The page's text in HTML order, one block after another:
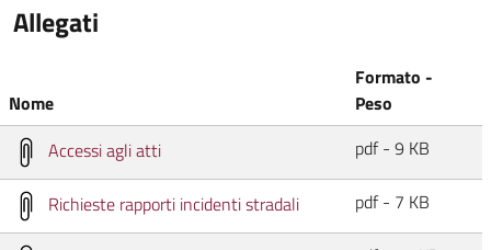
Allegati
Nome
Formato -
Peso
Accessi agli atti
pdf - 9 KB
Richieste rapporti incidenti stradali pdf - 7 KB